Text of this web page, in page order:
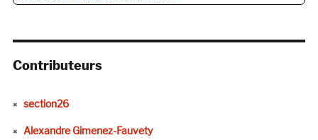
Contributeurs
section26
Alexandre Gimenez-Fauvety